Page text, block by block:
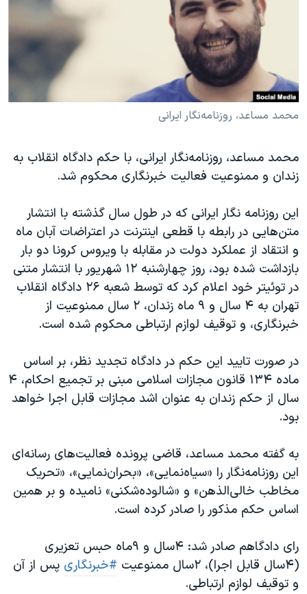
فرهنگ و زندگی
حقوق شهروندی
اقتصادی
علم و فناوری
اسرائیل در جنگ
آرشیو پخش زنده
مستندها
انتخابات ریاست جمهوری آمریکا ۲۰۲۴
حمله جمهوری اسلامی به اسرائیل
رمز مهسا
ورزش زنان در ایران
مجموعه مستندهای دادخواهی
تریبونال مردمی آبان ۹۸
دادگاه حمید نوری
چهل سال گروگان‌گیری
قانون شفافیت دارائی کادر رهبری ایران
اعتراضات مردمی آبان ۹۸
اسرائیل در جنگ
نرگس محمدی برنده جایزه نوبل صلح
همایش محافظه‌کاران آمریکا «سی‌پک»
صفحه‌های ویژه
سفر پرزیدنت ترامپ به چین
دنبال کنید
زبانهای مختلف
محمد مساعد، روزنامه‌نگار ایرانی
محمد مساعد، روزنامه‌نگار ایرانی، با حکم دادگاه انقلاب به
زندان و ممنوعیت فعالیت خبرنگاری محکوم شد.
این روزنامه نگار ایرانی که در طول سال گذشته با انتشار
متن‌هایی در رابطه با قطعی اینترنت در اعتراضات آبان‌ ماه
و انتقاد از عملکرد دولت در مقابله با ویروس کرونا دو بار
بازداشت شده بود، روز چهارشنبه ۱۲ شهریور با انتشار متنی
در توئیتر خود اعلام کرد که توسط شعبه ۲۶ دادگاه انقلاب
تهران به ۴ سال و ۹ ماه زندان، ۲ سال ممنوعیت از
خبرنگاری، و توقیف لوازم ارتباطی محکوم شده است.
در صورت تایید این حکم در دادگاه تجدید نظر، بر اساس
ماده ۱۳۴ قانون مجازات اسلامی مبنی بر تجمیع احکام، ۴
سال از حکم زندان به عنوان اشد مجازات قابل اجرا خواهد
بود.
به گفته محمد مساعد، قاضی پرونده فعالیت‌های رسانه‌ای
این روزنامه‌نگار را «سیاه‌نمایی»، «بحران‌نمایی»، «تحریک
مخاطب خالی‌الذهن» و «شالوده‌شکنی» نامیده و بر همین
اساس حکم مذکور را صادر کرده است.
رای دادگاهم صادر شد: ۴سال و ۹ماه حبس تعزیری
(۴سال قابل اجرا)، ۲سال ممنوعیت
#خبرنگاری پس از آن
و توقیف لوازم ارتباطی.